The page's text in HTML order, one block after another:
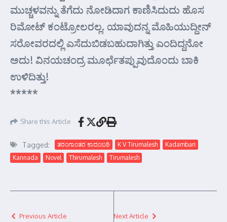
ಮುಚ್ಚಳವನ್ನು ತೆಗೆದು ನೋಡಿದಾಗ ಕಾಣಿಸಿದುದು ಹೊಸ
ರಿಮೋಟ್ ಕಂಟ್ರೋಲರಲ್ಲ. ಯಾವುದನ್ನ ಮೊಹಿಯುದ್ದೀನ್
ಸರೋವರದಲ್ಲಿ ಎಸೆದುಬಿಡಬಹುದಾಗಿತ್ತು ಎಂದಿದ್ದನೋ
ಅದು! ವಿನಯಚಂದ್ರ ಮೂರ್ಛೆತಪ್ಪುವುದೊಂದು ಬಾಕಿ
ಉಳಿದಿತ್ತು!
*****
Share this Article
Tagged: ತರಂಗಾಂತರ ಕಾದಂಬರಿ K V Tirumalesh
Kadambari
Kannada
Novel Thirumalesh Tirumalesh
Previous Article Next Article